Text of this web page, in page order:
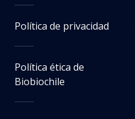
Política de privacidad
Política ética de
Biobiochile